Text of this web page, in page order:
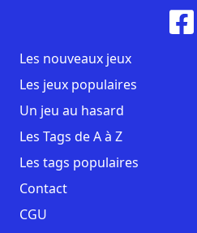
Les nouveaux jeux
Les jeux populaires
Un jeu au hasard
Les Tags de A à Z
Les tags populaires
Contact
CGU